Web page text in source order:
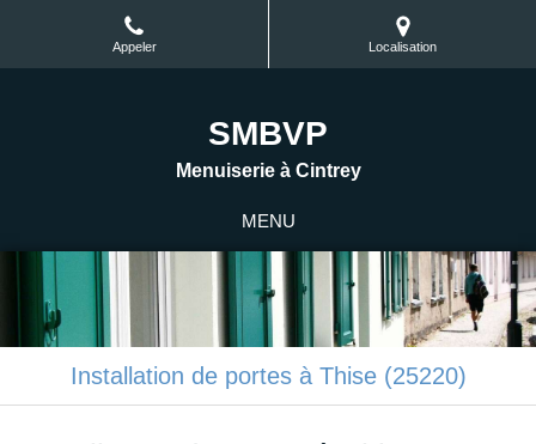
Appeler Localisation
SMBVP
Menuiserie à Cintrey
MENU
Installation de portes à Thise (25220)